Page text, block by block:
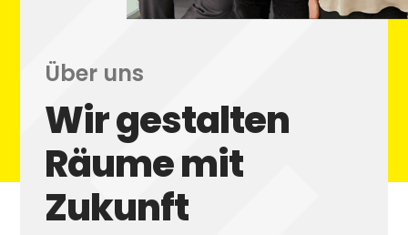
Über uns
Wir gestalten
Räume mit
Zukunft